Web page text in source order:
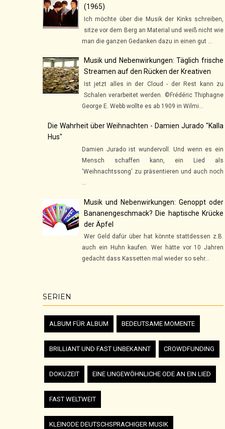
(1965)
Ich möchte über die Musik der Kinks schreiben,
sitze vor dem Berg an Material und weiß nicht wie
man die ganzen Gedanken dazu in einen gut ...
Musik und Nebenwirkungen: Täglich frische
Streamen auf den Rücken der Kreativen
Ist jetzt alles in der Cloud - der Rest kann zu
Schalen verarbeitet werden. ©Frédéric Thiphagne
George E. Webb wollte es ab 1909 in Wilmi...
Die Wahrheit über Weihnachten - Damien Jurado "Kalla
Hus"
Damien Jurado ist wundervoll. Und wenn es ein
Mensch schaffen kann, ein Lied als
'Weihnachtssong' zu präsentieren und auch noch
...
Musik und Nebenwirkungen: Genoppt oder
Bananengeschmack? Die haptische Krücke
der Äpfel
Wer Geld dafür über hat könnte stattdessen z.B.
auch ein Huhn kaufen. Wer hätte vor 10 Jahren
gedacht dass Kassetten mal wieder so sehr...
SERIEN
ALBUM FÜR ALBUM BEDEUTSAME MOMENTE
BRILLIANT UND FAST UNBEKANNT CROWDFUNDING
DOKUZEIT EINE UNGEWÖHNLICHE ODE AN EIN LIED
FAST WELTWEIT
KLEINODE DEUTSCHSPRACHIGER MUSIK